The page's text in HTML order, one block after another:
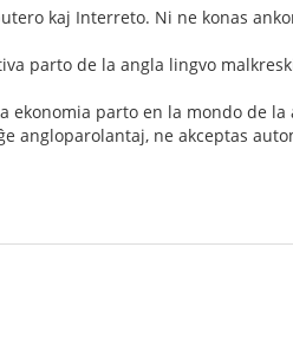
kaj Interreto. Ni ne konas
parto de la angla lingvo
ekonomia parto en la mondo de
angloparolantaj, ne akceptas